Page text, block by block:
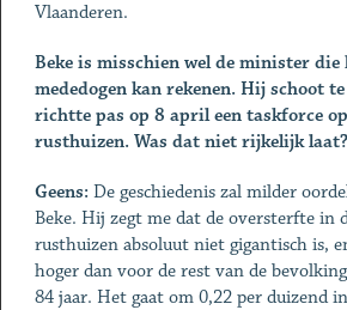
Vlaanderen.
Beke is misschien wel de minister
mededogen kan rekenen. Hij schoot
richtte pas op 8 april een taskforce
rusthuizen. Was dat niet rijkelijk laat?
Geens: De geschiedenis zal milder
Beke. Hij zegt me dat de oversterfte in
rusthuizen absoluut niet gigantisch is,
hoger dan voor de rest van de
84 jaar. Het gaat om 0,22 per duizend